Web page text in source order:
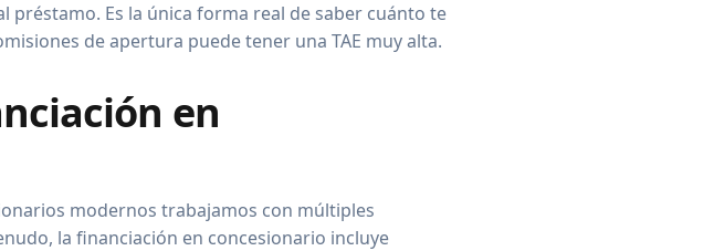
préstamo. Es la única forma real de saber cuánto te
de apertura puede tener una TAE muy alta.
en
modernos trabajamos con múltiples
la financiación en concesionario incluye